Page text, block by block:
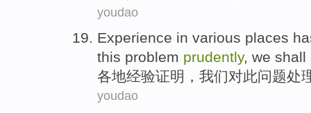
youdao
Experience in various places
this problem prudently, we shall
各地经验证明 ， 我们对此问题处
youdao